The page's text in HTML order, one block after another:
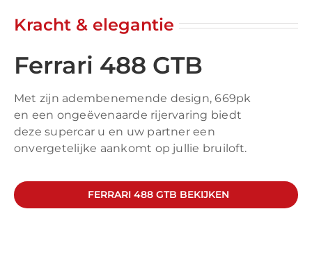
Kracht & elegantie
Ferrari 488 GTB
Met zijn adembenemende design, 669pk
en een ongeëvenaarde rijervaring biedt
deze supercar u en uw partner een
onvergetelijke aankomt op jullie bruiloft.
FERRARI 488 GTB BEKIJKEN